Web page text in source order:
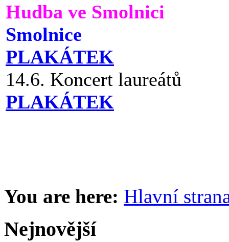
Hudba ve Smolnici
Smolnice
PLAKÁTEK
14.6. Koncert laureátů
PLAKÁTEK
You are here: Hlavní
Nejnovější